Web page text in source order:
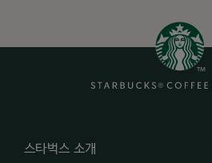
스타벅스 소개